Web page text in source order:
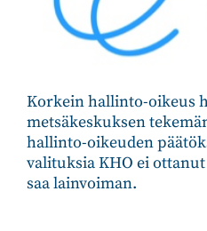
Korkein hallinto-oikeus
metsäkeskuksen
hallinto-oikeuden
valituksia KHO ei
saa lainvoiman.